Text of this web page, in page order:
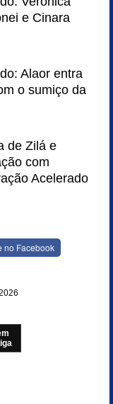
e Cinara
Alaor entra
o sumiço da
de Zilá e
com
Acelerado
no Facebook